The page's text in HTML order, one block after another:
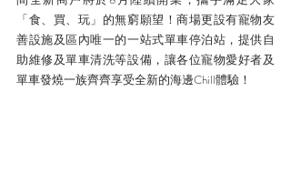
「食、買、玩」的無窮願望！商場更設有寵物友
善設施及區內唯一的一站式單車停泊站，提供自
助維修及單車清洗等設備，讓各位寵物愛好者及
單車發燒一族齊齊享受全新的海邊Chill體驗！